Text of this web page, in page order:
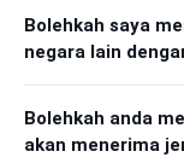
Bolehkah saya
negara lain
Bolehkah anda
akan menerima